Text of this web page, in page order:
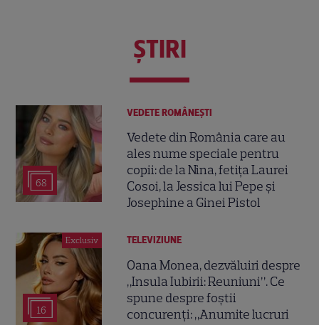
ŞTIRI
68
VEDETE ROMÂNEŞTI
Vedete din România care au
ales nume speciale pentru
copii: de la Nina, fetița Laurei
Cosoi, la Jessica lui Pepe și
Josephine a Ginei Pistol
Exclusiv
16
TELEVIZIUNE
Oana Monea, dezvăluiri despre
„Insula Iubirii: Reuniuni”. Ce
spune despre foștii
concurenți: „Anumite lucruri